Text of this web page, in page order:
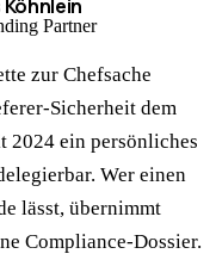
Köhnlein
Partner
zur Chefsache
Sicherheit dem
2024 ein persönliches
Wer einen
lässt, übernimmt
Compliance-Dossier.